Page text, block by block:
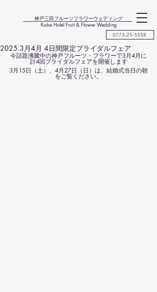
神戸三田フルーツフラワーウェディング
Kobe Hotel Fruit & Flower Wedding
0773-25-5558
2025.3月4月 4日間限定ブライダルフェア
今話題沸騰中の神戸フルーツ・フラワーで3月4月に
計4回ブライダルフェアを開催します
3月15日（土）、4月27日（日）は、結婚式当日の朝
をご覧ください。